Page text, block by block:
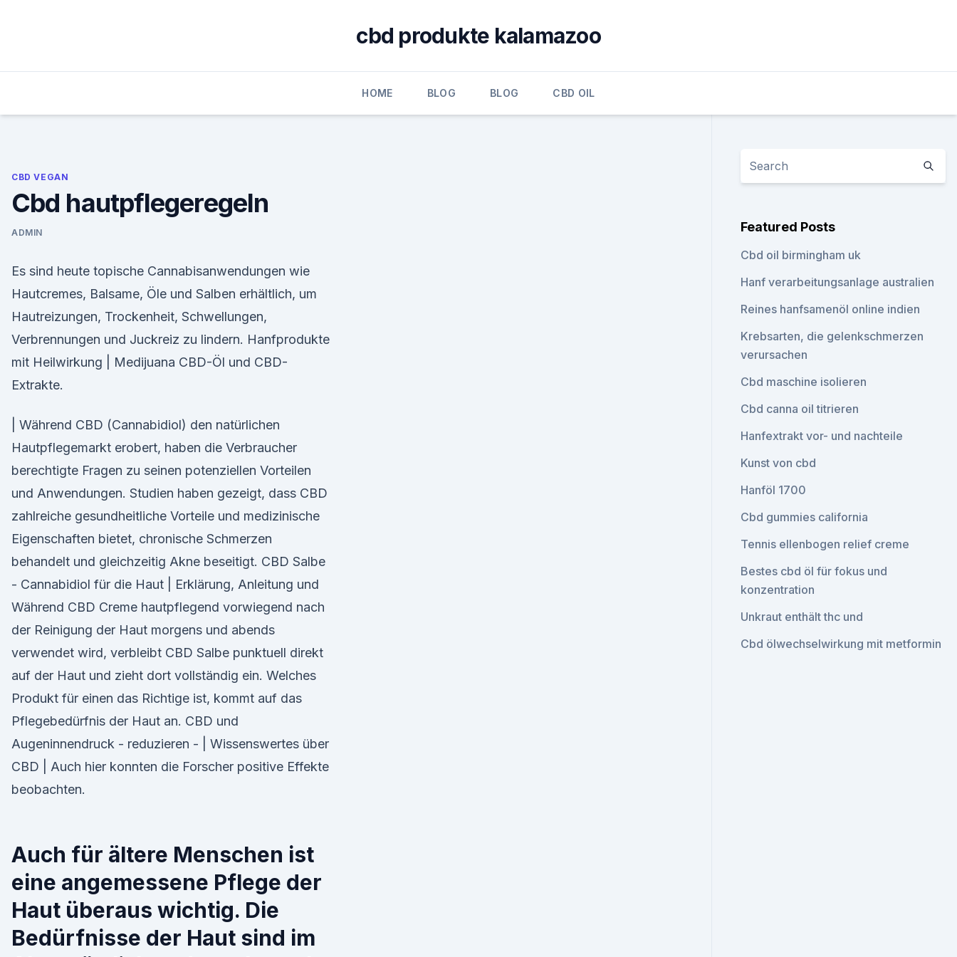
cbd produkte kalamazoo
HOME BLOG BLOG CBD OIL
CBD VEGAN
Cbd hautpflegeregeln
ADMIN
Es sind heute topische Cannabisanwendungen wie
Hautcremes, Balsame, Öle und Salben erhältlich, um
Hautreizungen, Trockenheit, Schwellungen,
Verbrennungen und Juckreiz zu lindern. Hanfprodukte
mit Heilwirkung | Medijuana CBD-Öl und CBD-
Extrakte.
| Während CBD (Cannabidiol) den natürlichen
Hautpflegemarkt erobert, haben die Verbraucher
berechtigte Fragen zu seinen potenziellen Vorteilen
und Anwendungen. Studien haben gezeigt, dass CBD
zahlreiche gesundheitliche Vorteile und medizinische
Eigenschaften bietet, chronische Schmerzen
behandelt und gleichzeitig Akne beseitigt. CBD Salbe
- Cannabidiol für die Haut | Erklärung, Anleitung und
Während CBD Creme hautpflegend vorwiegend nach
der Reinigung der Haut morgens und abends
verwendet wird, verbleibt CBD Salbe punktuell direkt
auf der Haut und zieht dort vollständig ein. Welches
Produkt für einen das Richtige ist, kommt auf das
Pflegebedürfnis der Haut an. CBD und
Augeninnendruck - reduzieren - | Wissenswertes über
CBD | Auch hier konnten die Forscher positive Effekte
beobachten.
Auch für ältere Menschen ist
eine angemessene Pflege der
Haut überaus wichtig. Die
Bedürfnisse der Haut sind im
Featured Posts
Cbd oil birmingham uk
Hanf verarbeitungsanlage australien
Reines hanfsamenöl online indien
Krebsarten, die gelenkschmerzen
verursachen
Cbd maschine isolieren
Cbd canna oil titrieren
Hanfextrakt vor- und nachteile
Kunst von cbd
Hanföl 1700
Cbd gummies california
Tennis ellenbogen relief creme
Bestes cbd öl für fokus und
konzentration
Unkraut enthält thc und
Cbd ölwechselwirkung mit metformin